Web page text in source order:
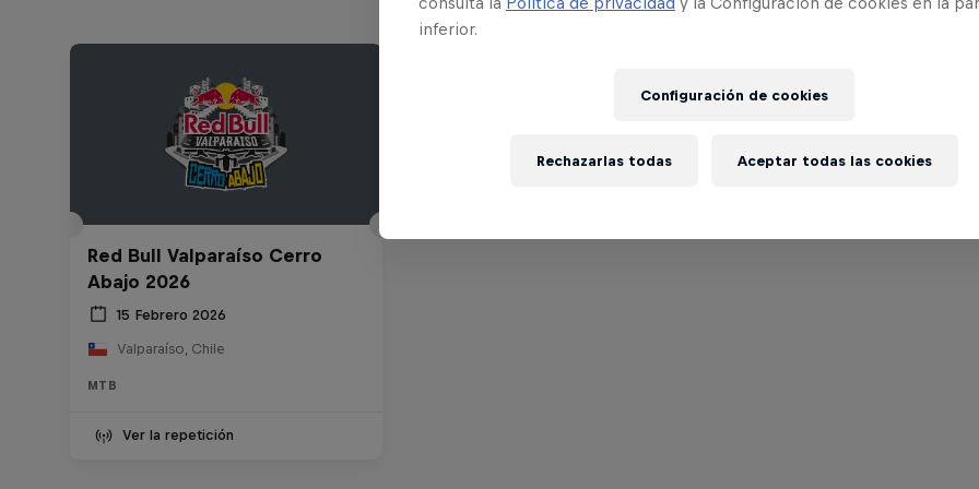
Red Bull Valparaíso Cerro
Abajo 2026
15 Febrero 2026
Valparaíso, Chile
MTB
Ver la repetición
inferior.
Configuración de cookies
Rechazarlas todas Aceptar todas las cookies